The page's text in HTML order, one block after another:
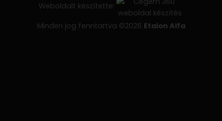
Weboldalt készítette:
Minden jog fenntartva ©2026 Etalon Alfa